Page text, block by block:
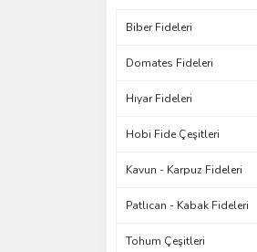
Biber Fideleri
Domates Fideleri
Hıyar Fideleri
Hobi Fide Çeşitleri
Kavun - Karpuz Fideleri
Patlıcan - Kabak Fideleri
Tohum Çeşitleri